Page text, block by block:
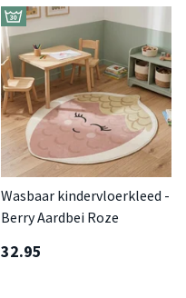
Wasbaar kindervloerkleed -
Berry Aardbei Roze
32.95